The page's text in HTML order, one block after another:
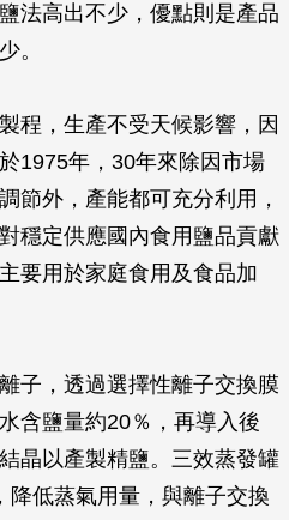
法高出不少，優點則是產品
。
程，生產不受天候影響，因
1975年，30年來除因市場
節外，產能都可充分利用，
穩定供應國內食用鹽品貢獻
要用於家庭食用及食品加
子，透過選擇性離子交換膜
含鹽量約20％，再導入後
晶以產製精鹽。三效蒸發罐
降低蒸氣用量，與離子交換